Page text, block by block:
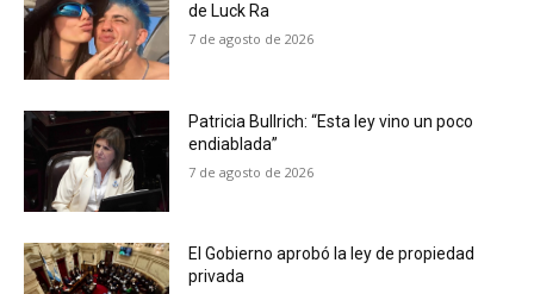
de Luck Ra
7 de agosto de 2026
Patricia Bullrich: “Esta ley vino un poco
endiablada”
7 de agosto de 2026
El Gobierno aprobó la ley de propiedad
privada